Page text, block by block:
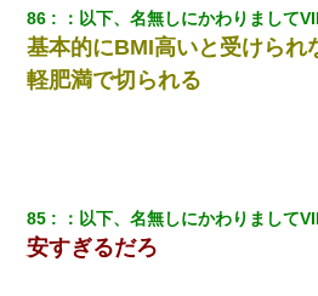
86 ： 以下、名無しにかわりまして
基本的にBMI高いと受けられ
軽肥満で切られる
85 ： 以下、名無しにかわりまして
安すぎるだろ